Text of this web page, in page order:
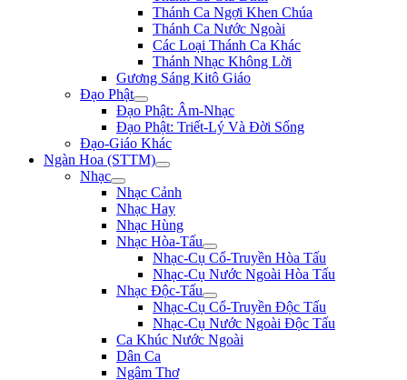
Thánh Ca Ngợi Khen Chúa
Thánh Ca Nước Ngoài
Các Loại Thánh Ca Khác
Thánh Nhạc Không Lời
Gương Sáng Kitô Giáo
Đạo Phật
Đạo Phật: Âm-Nhạc
Đạo Phật: Triết-Lý Và Đời Sống
Đạo-Giáo Khác
Ngàn Hoa (STTM)
Nhạc
Nhạc Cảnh
Nhạc Hay
Nhạc Hùng
Nhạc Hòa-Tấu
Nhạc-Cụ Cổ-Truyền Hòa Tấu
Nhạc-Cụ Nước Ngoài Hòa Tấu
Nhạc Độc-Tấu
Nhạc-Cụ Cổ-Truyền Độc Tấu
Nhạc-Cụ Nước Ngoài Độc Tấu
Ca Khúc Nước Ngoài
Dân Ca
Ngâm Thơ